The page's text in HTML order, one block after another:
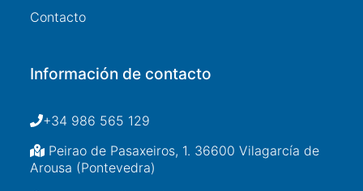
Información de contacto
+34 986 565 129
Peirao de Pasaxeiros, 1. 36600 Vilagarcía de
Arousa (Pontevedra)
Contacto